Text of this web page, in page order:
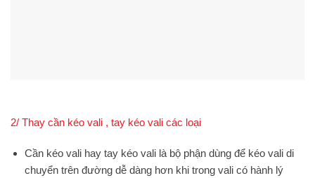
2/ Thay cần kéo vali , tay kéo vali các loại
Cần kéo vali hay tay kéo vali là bộ phận dùng để kéo vali di
chuyển trên đường dễ dàng hơn khi trong vali có hành lý